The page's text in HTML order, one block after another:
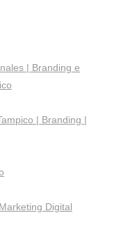
| Branding e
| Branding |
Digital